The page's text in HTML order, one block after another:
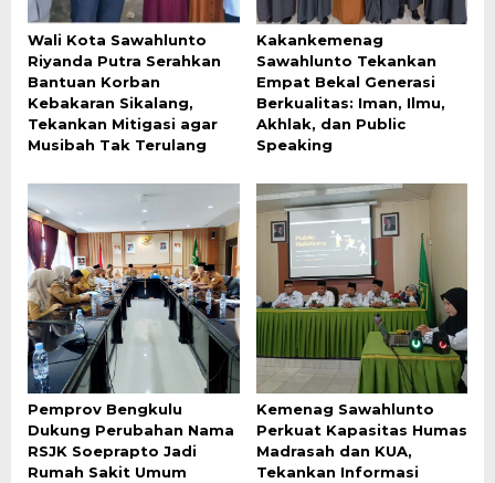
Wali Kota Sawahlunto
Riyanda Putra Serahkan
Bantuan Korban
Kebakaran Sikalang,
Tekankan Mitigasi agar
Musibah Tak Terulang
Kakankemenag
Sawahlunto Tekankan
Empat Bekal Generasi
Berkualitas: Iman, Ilmu,
Akhlak, dan Public
Speaking
Pemprov Bengkulu
Dukung Perubahan Nama
RSJK Soeprapto Jadi
Rumah Sakit Umum
Kemenag Sawahlunto
Perkuat Kapasitas Humas
Madrasah dan KUA,
Tekankan Informasi